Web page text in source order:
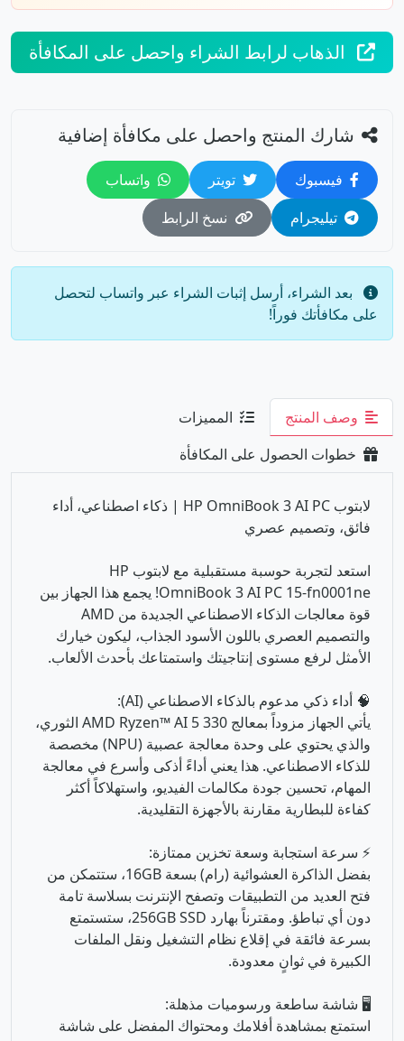
الذهاب لرابط الشراء واحصل على المكافأة
شارك المنتج واحصل على مكافأة إضافية
فيسبوك تويتر
واتساب
تيليجرام
نسخ الرابط
بعد الشراء، أرسل إثبات الشراء عبر واتساب لتحصل
على مكافأتك فوراً!
وصف المنتج
المميزات
خطوات الحصول على المكافأة
لابتوب HP OmniBook 3 AI PC | ذكاء اصطناعي، أداء
فائق، وتصميم عصري
استعد لتجربة حوسبة مستقبلية مع لابتوب HP
OmniBook 3 AI PC 15-fn0001ne! يجمع هذا الجهاز بين
قوة معالجات الذكاء الاصطناعي الجديدة من AMD
والتصميم العصري باللون الأسود الجذاب، ليكون خيارك
الأمثل لرفع مستوى إنتاجيتك واستمتاعك بأحدث الألعاب.
🧠 أداء ذكي مدعوم بالذكاء الاصطناعي (AI):
يأتي الجهاز مزوداً بمعالج AMD Ryzen™ AI 5 330 الثوري،
والذي يحتوي على وحدة معالجة عصبية (NPU) مخصصة
للذكاء الاصطناعي. هذا يعني أداءً أذكى وأسرع في معالجة
المهام، تحسين جودة مكالمات الفيديو، واستهلاكاً أكثر
كفاءة للبطارية مقارنة بالأجهزة التقليدية.
⚡ سرعة استجابة وسعة تخزين ممتازة:
بفضل الذاكرة العشوائية (رام) بسعة 16GB، ستتمكن من
فتح العديد من التطبيقات وتصفح الإنترنت بسلاسة تامة
دون أي تباطؤ. ومقترناً بهارد 256GB SSD، ستستمتع
بسرعة فائقة في إقلاع نظام التشغيل ونقل الملفات
الكبيرة في ثوانٍ معدودة.
🖥️ شاشة ساطعة ورسوميات مذهلة:
استمتع بمشاهدة أفلامك ومحتواك المفضل على شاشة